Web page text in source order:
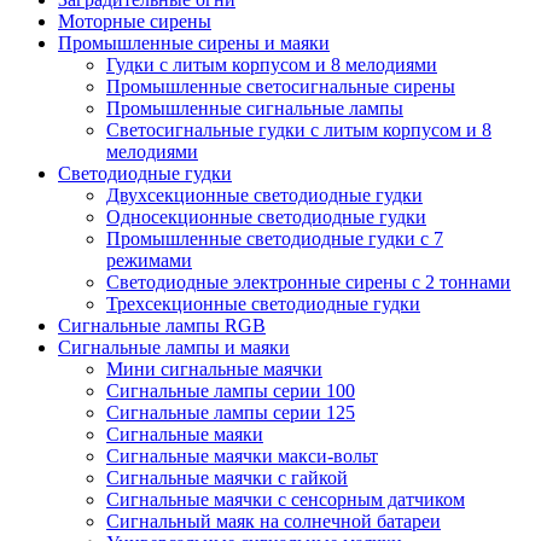
Моторные сирены
Промышленные сирены и маяки
Гудки с литым корпусом и 8 мелодиями
Промышленные светосигнальные сирены
Промышленные сигнальные лампы
Светосигнальные гудки с литым корпусом и 8
мелодиями
Светодиодные гудки
Двухсекционные светодиодные гудки
Односекционные светодиодные гудки
Промышленные светодиодные гудки с 7
режимами
Светодиодные электронные сирены с 2 тоннами
Трехсекционные светодиодные гудки
Сигнальные лампы RGB
Сигнальные лампы и маяки
Мини сигнальные маячки
Сигнальные лампы серии 100
Сигнальные лампы серии 125
Сигнальные маяки
Сигнальные маячки макси-вольт
Сигнальные маячки с гайкой
Сигнальные маячки с сенсорным датчиком
Сигнальный маяк на солнечной батареи